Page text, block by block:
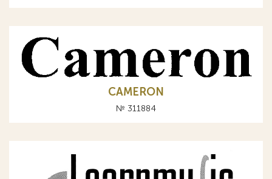
CAMERON
№ 311884